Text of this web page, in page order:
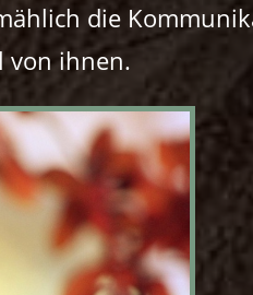
die
von ihnen.